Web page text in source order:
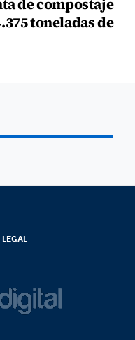
de compostaje
toneladas de